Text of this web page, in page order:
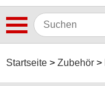
Startseite Zubehör
Autoradios